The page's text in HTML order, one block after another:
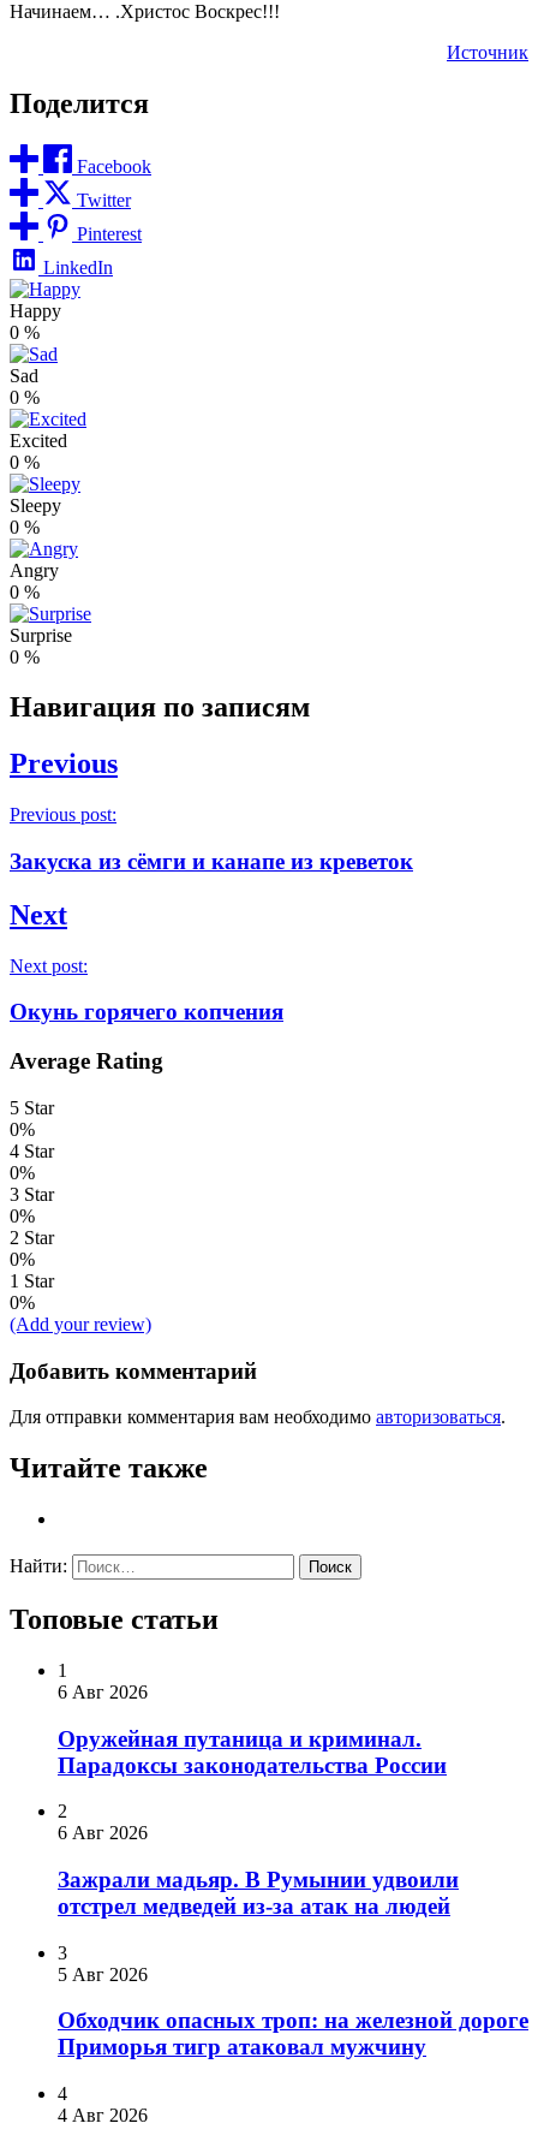
Начинаем… .Христос Воскрес!!!
Источник
Поделится
Facebook
Twitter
Pinterest
LinkedIn
Happy
0 %
Sad
0 %
Excited
0 %
Sleepy
0 %
Angry
0 %
Surprise
0 %
Навигация по записям
Previous
Previous post:
Закуска из сёмги и канапе из креветок
Next
Next post:
Окунь горячего копчения
Average Rating
5 Star
0%
4 Star
0%
3 Star
0%
2 Star
0%
1 Star
0%
(Add your review)
Добавить комментарий
Для отправки комментария вам необходимо авторизоваться.
Читайте также
Найти:
Топовые статьи
1
6 Авг 2026
Оружейная путаница и криминал.
Парадоксы законодательства России
2
6 Авг 2026
Зажрали мадьяр. В Румынии удвоили
отстрел медведей из-за атак на людей
3
5 Авг 2026
Обходчик опасных троп: на железной дороге
Приморья тигр атаковал мужчину
4
4 Авг 2026